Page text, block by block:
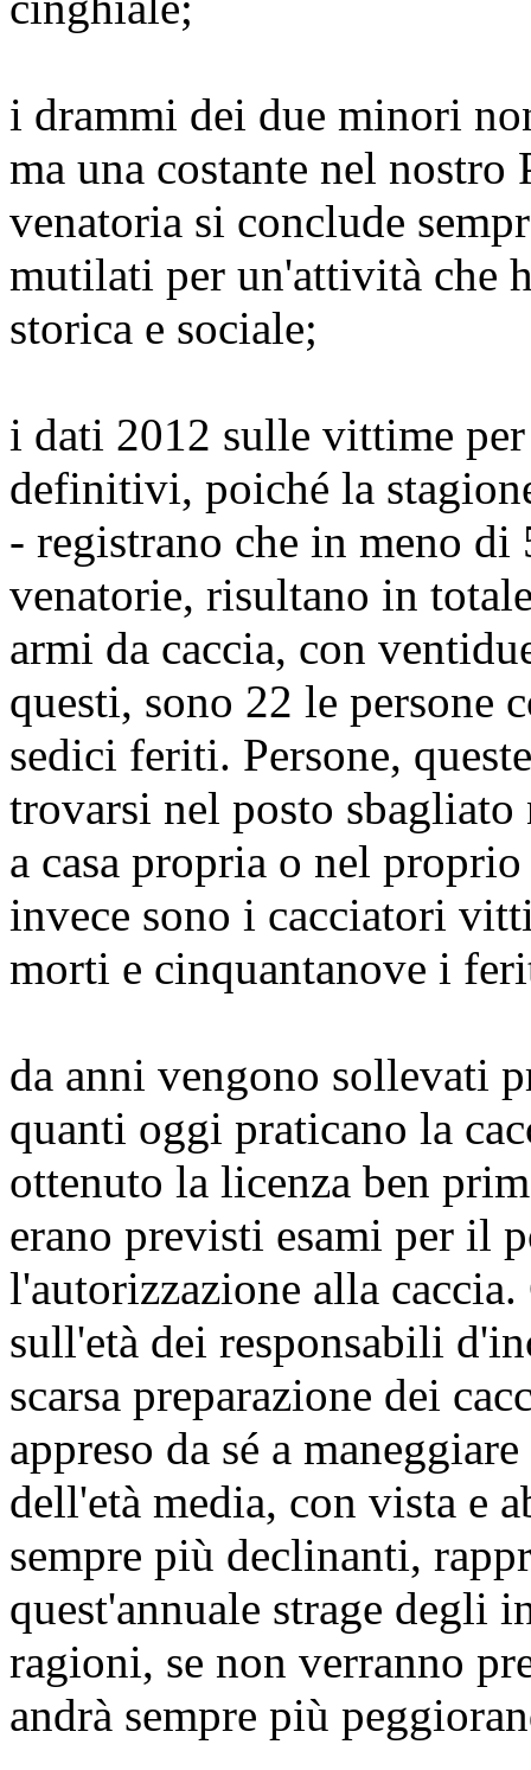
i drammi dei due minori
ma una costante nel nostro
venatoria si conclude
mutilati per un'attività che
storica e sociale;
i dati 2012 sulle vittime
definitivi, poiché la
- registrano che in meno
venatorie, risultano in
armi da caccia, con
questi, sono 22 le persone
sedici feriti. Persone,
trovarsi nel posto
a casa propria o nel
invece sono i cacciatori
morti e cinquantanove i
da anni vengono sollevati
quanti oggi praticano la
ottenuto la licenza ben
erano previsti esami per il
l'autorizzazione alla
sull'età dei responsabili
scarsa preparazione dei
appreso da sé a
dell'età media, con vista e
sempre più declinanti,
quest'annuale strage degli
ragioni, se non verranno
andrà sempre più